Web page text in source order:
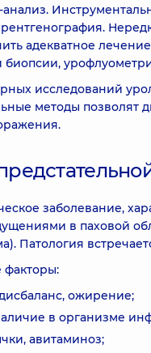
адекватное
биопсии,
исследований
методы позволят
заболевание,
в паховой
Патология
ожирение;
в организме
авитаминоз;